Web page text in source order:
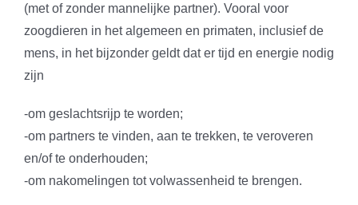
(met of zonder mannelijke partner). Vooral voor
zoogdieren in het algemeen en primaten, inclusief de
mens, in het bijzonder geldt dat er tijd en energie nodig
zijn
-om geslachtsrijp te worden;
-om partners te vinden, aan te trekken, te veroveren
en/of te onderhouden;
-om nakomelingen tot volwassenheid te brengen.